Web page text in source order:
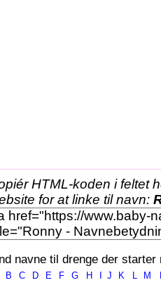
HTML-koden i feltet
for at linke til navn:
navne til drenge der starter
B C D E F G H J K L M